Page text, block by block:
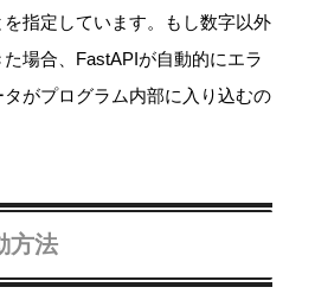
指定しています。もし数字以外
場合、FastAPIが自動的にエラ
がプログラム内部に入り込むの
方法